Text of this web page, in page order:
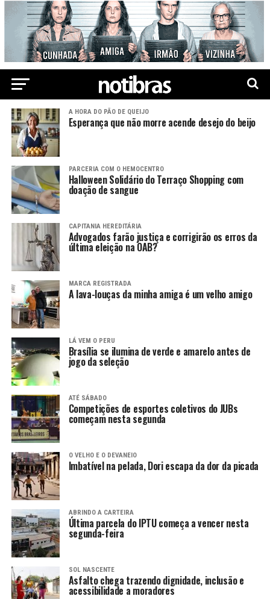
A HORA DO PÃO DE QUEIJO
Esperança que não morre acende desejo do beijo
PARCERIA COM O HEMOCENTRO
Halloween Solidário do Terraço Shopping com
doação de sangue
CAPITANIA HEREDITÁRIA
Advogados farão justiça e corrigirão os erros da
última eleição na OAB?
MARCA REGISTRADA
A lava-louças da minha amiga é um velho amigo
LÁ VEM O PERU
Brasília se ilumina de verde e amarelo antes de
jogo da seleção
ATÉ SÁBADO
Competições de esportes coletivos do JUBs
começam nesta segunda
O VELHO E O DEVANEIO
Imbatível na pelada, Dori escapa da dor da picada
ABRINDO A CARTEIRA
Última parcela do IPTU começa a vencer nesta
segunda-feira
SOL NASCENTE
Asfalto chega trazendo dignidade, inclusão e
acessibilidade a moradores